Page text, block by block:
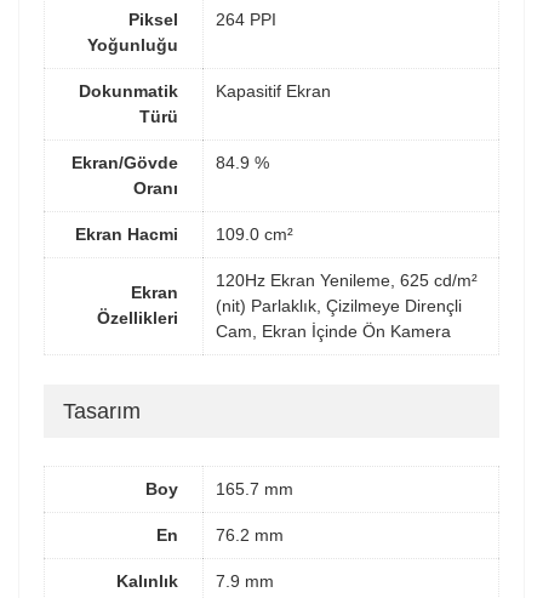
Piksel
Yoğunluğu
264 PPI
Dokunmatik
Türü
Kapasitif Ekran
Ekran/Gövde
Oranı
84.9 %
Ekran Hacmi 109.0 cm²
Ekran
Özellikleri
120Hz Ekran Yenileme, 625 cd/m²
(nit) Parlaklık, Çizilmeye Dirençli
Cam, Ekran İçinde Ön Kamera
Tasarım
Boy 165.7 mm
En 76.2 mm
Kalınlık 7.9 mm